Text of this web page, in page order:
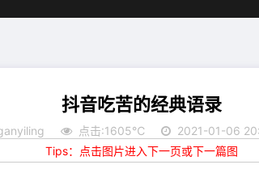
抖音吃苦的经典语录
点击:1605℃
2021-01-06
Tips：点击图片进入下一页或下一篇图